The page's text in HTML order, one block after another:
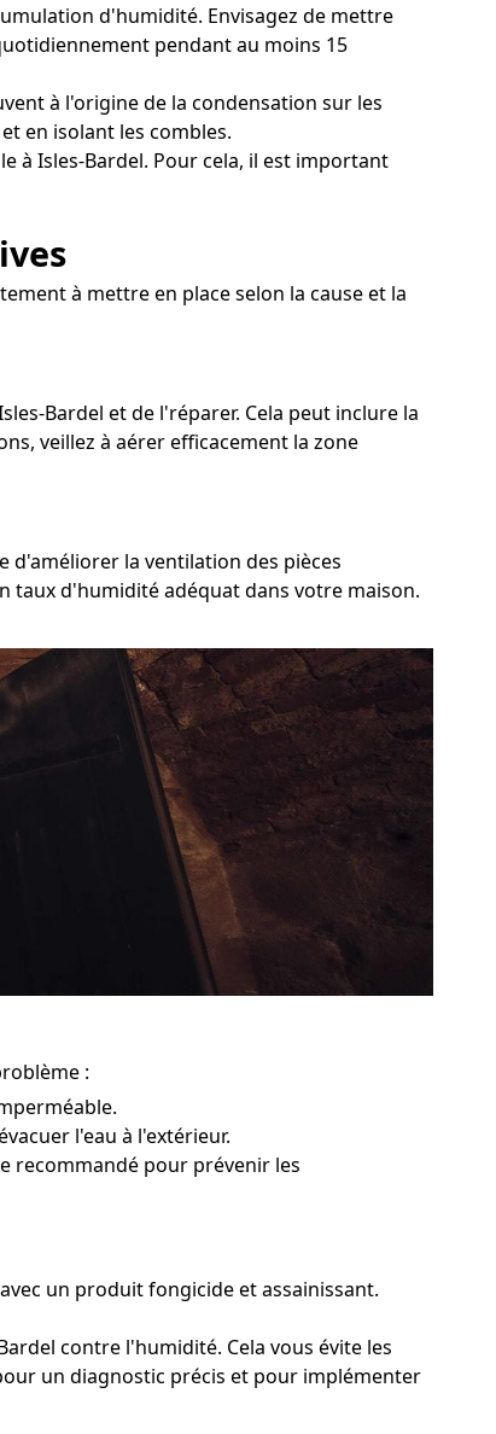
d'humidité. Envisagez de mettre
pendant au moins 15
à l'origine de la condensation sur les
en isolant les combles.
à Isles-Bardel. Pour cela, il est important
à mettre en place selon la cause et la
Bardel et de l'réparer. Cela peut inclure la
veillez à aérer efficacement la zone
d'améliorer la ventilation des pièces
taux d'humidité adéquat dans votre maison.
:
l'eau à l'extérieur.
recommandé pour prévenir les
un produit fongicide et assainissant.
contre l'humidité. Cela vous évite les
un diagnostic précis et pour implémenter